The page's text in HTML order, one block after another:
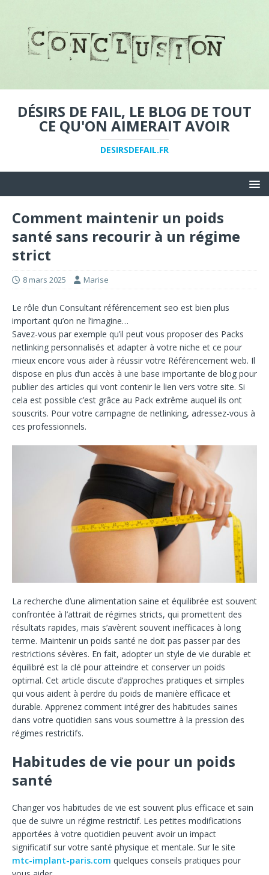
DÉSIRS DE FAIL, LE BLOG DE TOUT
CE QU'ON AIMERAIT AVOIR
DESIRSDEFAIL.FR
Comment maintenir un poids
santé sans recourir à un régime
strict
8 mars 2025 Marise
Le rôle d’un Consultant référencement seo est bien plus
important qu’on ne l’imagine…
Savez-vous par exemple qu’il peut vous proposer des Packs
netlinking personnalisés et adapter à votre niche et ce pour
mieux encore vous aider à réussir votre Référencement web. Il
dispose en plus d’un accès à une base importante de blog pour
publier des articles qui vont contenir le lien vers votre site. Si
cela est possible c’est grâce au Pack extrême auquel ils ont
souscrits. Pour votre campagne de netlinking, adressez-vous à
ces professionnels.
La recherche d’une alimentation saine et équilibrée est souvent
confrontée à l’attrait de régimes stricts, qui promettent des
résultats rapides, mais s’avèrent souvent inefficaces à long
terme. Maintenir un poids santé ne doit pas passer par des
restrictions sévères. En fait, adopter un style de vie durable et
équilibré est la clé pour atteindre et conserver un poids
optimal. Cet article discute d’approches pratiques et simples
qui vous aident à perdre du poids de manière efficace et
durable. Apprenez comment intégrer des habitudes saines
dans votre quotidien sans vous soumettre à la pression des
régimes restrictifs.
Habitudes de vie pour un poids
santé
Changer vos habitudes de vie est souvent plus efficace et sain
que de suivre un régime restrictif. Les petites modifications
apportées à votre quotidien peuvent avoir un impact
significatif sur votre santé physique et mentale. Sur le site
mtc-implant-paris.com quelques conseils pratiques pour